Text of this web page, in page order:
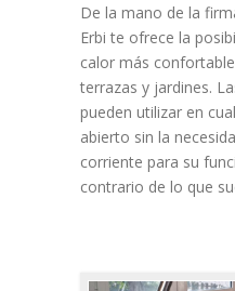
De la mano de la
Erbi te ofrece la
calor más
terrazas y jardines.
pueden utilizar en
abierto sin la
corriente para su
contrario de lo que